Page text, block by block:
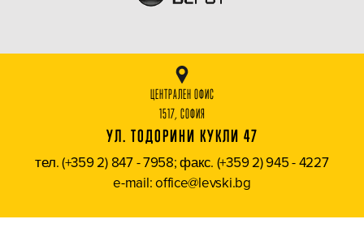
ЦЕНТРАЛЕН ОФИС
1517, СОФИЯ
УЛ. ТОДОРИНИ КУКЛИ 47
тел. (+359 2) 847 - 7958; факс. (+359 2) 945 - 4227
e-mail: office@levski.bg